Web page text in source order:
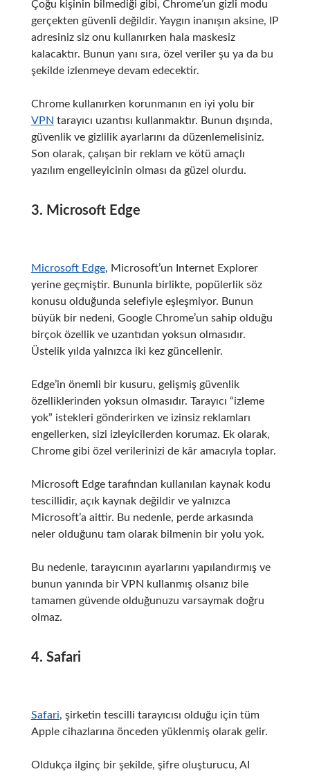
Çoğu kişinin bilmediği gibi, Chrome’un gizli modu
gerçekten güvenli değildir. Yaygın inanışın aksine, IP
adresiniz siz onu kullanırken hala maskesiz
kalacaktır. Bunun yanı sıra, özel veriler şu ya da bu
şekilde izlenmeye devam edecektir.
Chrome kullanırken korunmanın en iyi yolu bir
VPN tarayıcı uzantısı kullanmaktır. Bunun dışında,
güvenlik ve gizlilik ayarlarını da düzenlemelisiniz.
Son olarak, çalışan bir reklam ve kötü amaçlı
yazılım engelleyicinin olması da güzel olurdu.
3. Microsoft Edge
Microsoft Edge, Microsoft’un Internet Explorer
yerine geçmiştir. Bununla birlikte, popülerlik söz
konusu olduğunda selefiyle eşleşmiyor. Bunun
büyük bir nedeni, Google Chrome’un sahip olduğu
birçok özellik ve uzantıdan yoksun olmasıdır.
Üstelik yılda yalnızca iki kez güncellenir.
Edge’in önemli bir kusuru, gelişmiş güvenlik
özelliklerinden yoksun olmasıdır. Tarayıcı “izleme
yok” istekleri gönderirken ve izinsiz reklamları
engellerken, sizi izleyicilerden korumaz. Ek olarak,
Chrome gibi özel verilerinizi de kâr amacıyla toplar.
Microsoft Edge tarafından kullanılan kaynak kodu
tescillidir, açık kaynak değildir ve yalnızca
Microsoft’a aittir. Bu nedenle, perde arkasında
neler olduğunu tam olarak bilmenin bir yolu yok.
Bu nedenle, tarayıcının ayarlarını yapılandırmış ve
bunun yanında bir VPN kullanmış olsanız bile
tamamen güvende olduğunuzu varsaymak doğru
olmaz.
4. Safari
Safari, şirketin tescilli tarayıcısı olduğu için tüm
Apple cihazlarına önceden yüklenmiş olarak gelir.
Oldukça ilginç bir şekilde, şifre oluşturucu, AI